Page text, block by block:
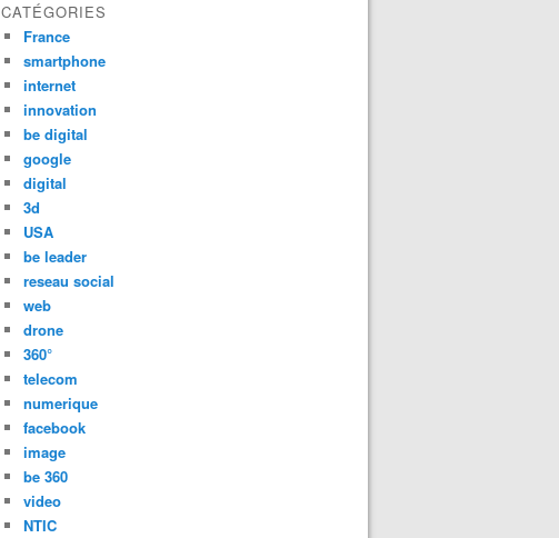
CATÉGORIES
France
smartphone
internet
innovation
be digital
google
digital
3d
USA
be leader
reseau social
web
drone
360°
telecom
numerique
facebook
image
be 360
video
NTIC